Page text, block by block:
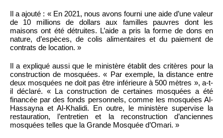
Il a ajouté : « En 2021, nous avons fourni une aide d’une valeur
de 10 millions de dollars aux familles pauvres dont les
maisons ont été détruites. L’aide a pris la forme de dons en
nature, d’espèces, de colis alimentaires et du paiement de
contrats de location. »
Il a expliqué aussi que le ministère établit des critères pour la
construction de mosquées. « Par exemple, la distance entre
deux mosquées ne doit pas être inférieure à 500 mètres », a-t-
il déclaré. « La construction de certaines mosquées a été
financée par des fonds personnels, comme les mosquées Al-
Hassayna et Al-Khalidi. En outre, le ministère supervise la
restauration, l’entretien et la reconstruction d’anciennes
mosquées telles que la Grande Mosquée d’Omari. »